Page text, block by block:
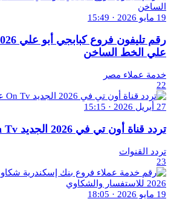
19 مايو 2026 · 15:49
علي الخط الساخن
خدمة عملاء مصر
22
27 أبريل 2026 · 15:15
تردد قناة أون تي في 2026 الجديد On Tv علي النايل سات
تردد القنوات
23
19 مايو 2026 · 18:05